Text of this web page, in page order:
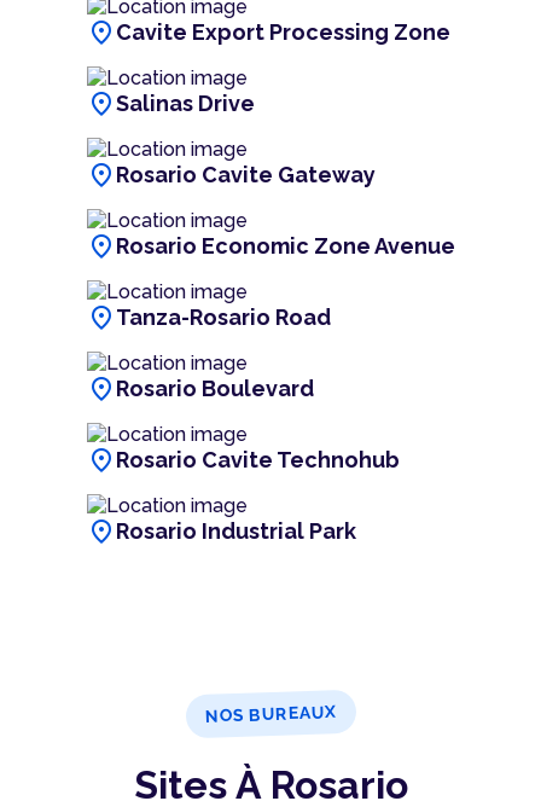
location_on Cavite Export Processing Zone
location_onSalinas Drive
location_on Rosario Cavite Gateway
location_on Rosario Economic Zone Avenue
location_on Tanza-Rosario Road
location_on Rosario Boulevard
location_on Rosario Cavite Technohub
location_on Rosario Industrial Park
NOS BUREAUX
Sites À Rosario